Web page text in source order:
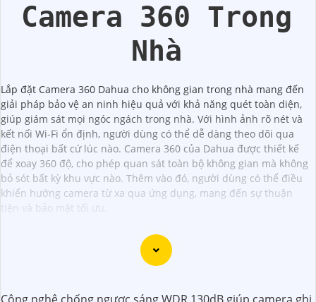
Camera 360 Trong
Nhà
Lắp đặt Camera 360 Dahua cho không gian trong nhà mang đến
giải pháp bảo vệ an ninh hiệu quả với khả năng quét toàn diện,
giúp giám sát mọi ngóc ngách trong nhà. Với hình ảnh rõ nét và
kết nối Wi-Fi ổn định, người dùng có thể dễ dàng theo dõi qua
điện thoại bất cứ lúc nào. Camera 360 của Dahua được thiết kế
để xoay 360 độ, cho phép quan sát toàn bộ không gian mà không
bỏ sót bất kỳ khu vực nào. Thêm vào đó, người dùng có thể điều
khiển hướng camera từ xa qua ứng dụng, mang đến sự thuận
tiện và bảo mật tối ưu.